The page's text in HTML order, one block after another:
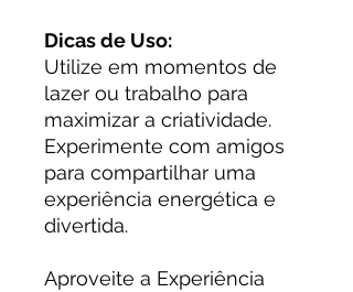
Dicas de Uso:
Utilize em momentos de
lazer ou trabalho para
maximizar a criatividade.
Experimente com amigos
para compartilhar uma
experiência energética e
divertida.
Aproveite a Experiência